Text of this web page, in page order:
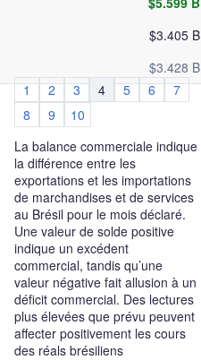
$3.405 B
$3.428 B
1
2 3 4 5 6
7
8
9
10
La balance commerciale indique
la différence entre les
exportations et les importations
de marchandises et de services
au Brésil pour le mois déclaré.
Une valeur de solde positive
indique un excédent
commercial, tandis qu’une
valeur négative fait allusion à un
déficit commercial. Des lectures
plus élevées que prévu peuvent
affecter positivement les cours
des réals brésiliens